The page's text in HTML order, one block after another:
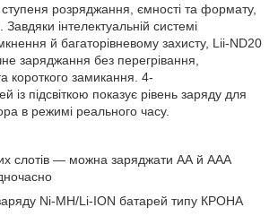
ступеня розряджання, ємності та формату,
Завдяки інтелектуальній системі
й багаторівневому захисту, Lii-ND20
заряджання без перегрівання,
короткого замикання. 4-
із підсвіткою показує рівень заряду для
в режимі реального часу.
слотів — можна заряджати АА й ААА
Ni-MH/Li-ION батарей типу КРОНА